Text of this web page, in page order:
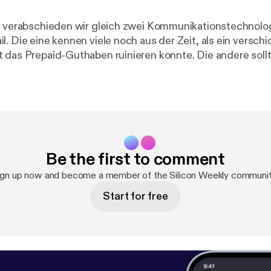
verabschieden wir gleich zwei
Die eine kennen viele noch aus der Zeit, als ein
Prepaid-Guthaben ruinieren konnte. Die andere
für digitale Ausweise und Papst Leo XIV. als
[https://steady.page/de/silicon-
findest du hier:https://silicon-weekly.de/impressum/
]
Be the first to comment
up now and become a member of the Silicon Weekly
Start for free